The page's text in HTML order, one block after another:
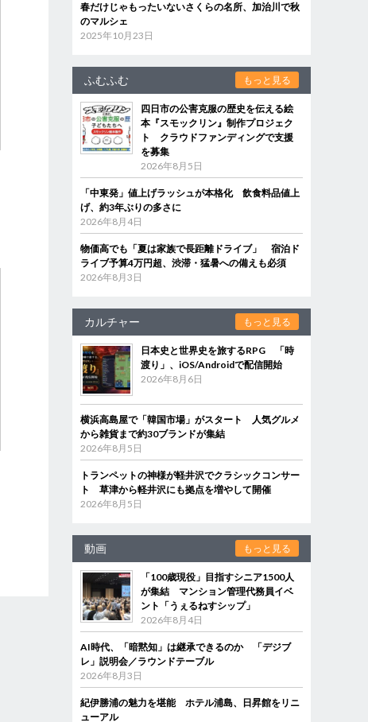
春だけじゃもったいないさくらの名所、加治川で秋
のマルシェ
2025年10月23日
ふむふむ もっと見る
四日市の公害克服の歴史を伝える絵
本『スモックリン』制作プロジェク
ト クラウドファンディングで支援
を募集
2026年8月5日
「中東発」値上げラッシュが本格化 飲食料品値上
げ、約3年ぶりの多さに
2026年8月4日
物価高でも「夏は家族で長距離ドライブ」 宿泊ド
ライブ予算4万円超、渋滞・猛暑への備えも必須
2026年8月3日
カルチャー もっと見る
日本史と世界史を旅するRPG 「時
渡り」、iOS/Androidで配信開始
2026年8月6日
横浜高島屋で「韓国市場」がスタート 人気グルメ
から雑貨まで約30ブランドが集結
2026年8月5日
トランペットの神様が軽井沢でクラシックコンサー
ト 草津から軽井沢にも拠点を増やして開催
2026年8月5日
動画 もっと見る
「100歳現役」目指すシニア1500人
が集結 マンション管理代務員イベ
ント「うぇるねすシップ」
2026年8月4日
AI時代、「暗黙知」は継承できるのか 「デジブ
レ」説明会／ラウンドテーブル
2026年8月3日
紀伊勝浦の魅力を堪能 ホテル浦島、日昇館をリニ
ューアル